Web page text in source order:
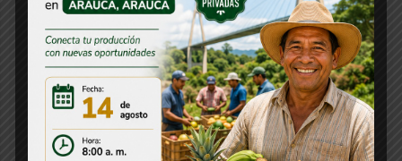
Concurso CNSC
Consejos Departamentales
Convocatorias